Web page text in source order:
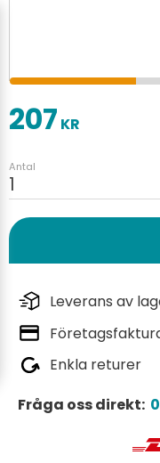
207 KR
Antal
Leverans av
Enkla returer
Fråga oss direkt: